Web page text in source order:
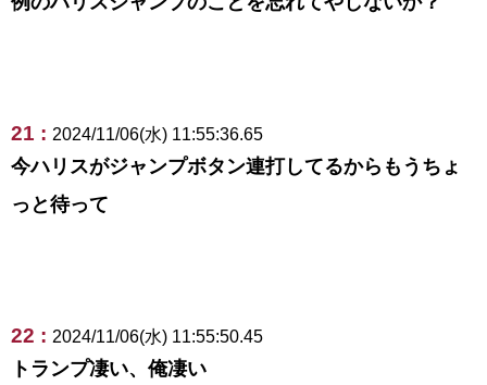
21 : 2024/11/06(水) 11:55:36.65
今ハリスがジャンプボタン連打してるからもうちょ
っと待って
22 : 2024/11/06(水) 11:55:50.45
トランプ凄い、俺凄い